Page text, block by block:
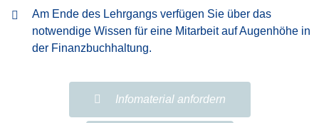
Am Ende des Lehrgangs verfügen Sie über das
notwendige Wissen für eine Mitarbeit auf Augenhöhe in
der Finanzbuchhaltung.
Infomaterial anfordern